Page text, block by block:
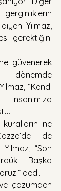
Yılmaz,
gerektiğini
güvenerek
“Kendi
ne
de
“Son
Başka
dedi.
çözümden